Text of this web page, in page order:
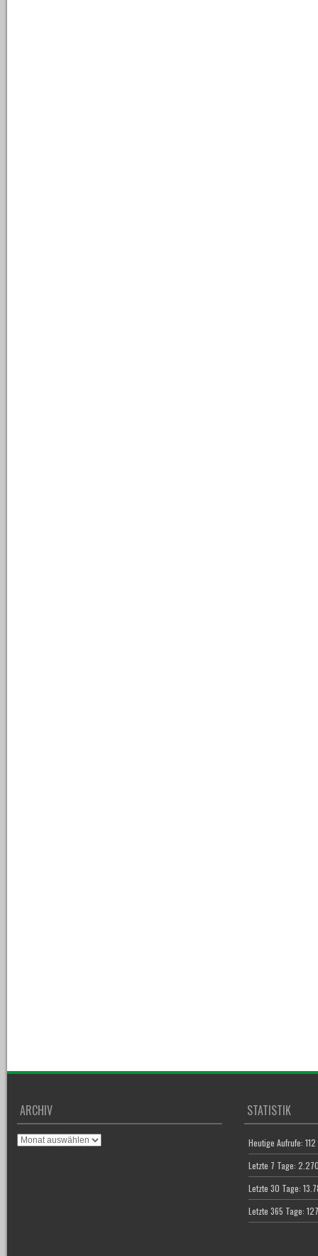
ARCHIV
Archiv
STATISTIK
Heutige Aufrufe:112
Letzte 7 Tage:
Letzte 30 Tage:
Letzte 365 Tage: